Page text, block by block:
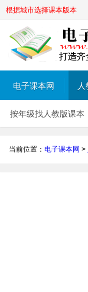
根据城市选择课本版本
电子课本网 人
按年级找人教版课本
当前位置： 电子课本网 >